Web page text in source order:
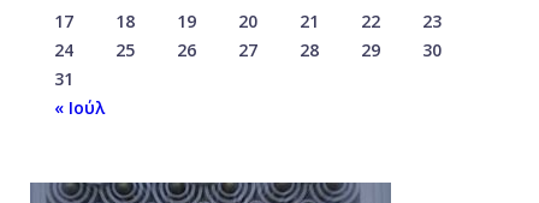
17
18 19 20 21 22
23
24
25 26 27 28 29
30
31
« Ιούλ